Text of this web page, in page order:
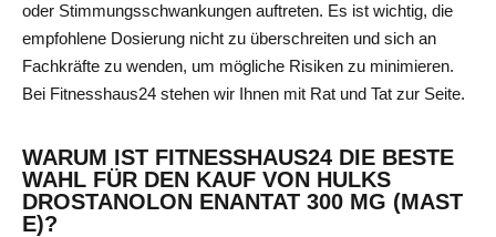
oder Stimmungsschwankungen auftreten. Es ist wichtig, die
empfohlene Dosierung nicht zu überschreiten und sich an
Fachkräfte zu wenden, um mögliche Risiken zu minimieren.
Bei Fitnesshaus24 stehen wir Ihnen mit Rat und Tat zur Seite.
WARUM IST FITNESSHAUS24 DIE BESTE
WAHL FÜR DEN KAUF VON HULKS
DROSTANOLON ENANTAT 300 MG (MAST
E)?